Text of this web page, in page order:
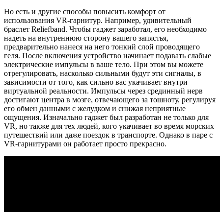
Но есть и другие способы повысить комфорт от
использования VR-гарнитур. Например, удивительный
браслет Reliefband. Чтобы гаджет заработал, его необходимо
надеть на внутреннюю сторону вашего запястья,
предварительно нанеся на него тонкий слой проводящего
геля. После включения устройство начинает подавать слабые
электрические импульсы в ваше тело. При этом вы можете
отрегулировать, насколько сильными будут эти сигналы, в
зависимости от того, как сильно вас укачивает внутри
виртуальной реальности. Импульсы через срединный нерв
достигают центра в мозге, отвечающего за тошноту, регулируя
его обмен данными с желудком и снижая неприятные
ощущения. Изначально гаджет был разработан не только для
VR, но также для тех людей, кого укачивает во время морских
путешествий или даже поездок в транспорте. Однако в паре с
VR-гарнитурами он работает просто прекрасно.